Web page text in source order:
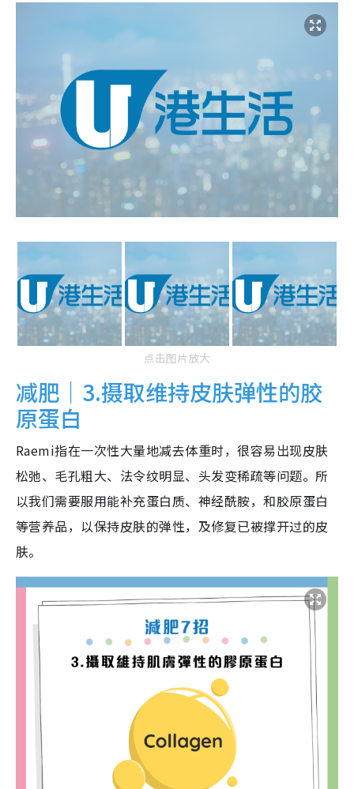
点击图片放大
减肥｜3.摄取维持皮肤弹性的胶
原蛋白
Raemi指在一次性大量地减去体重时，很容易出现皮肤
松弛、毛孔粗大、法令纹明显、头发变稀疏等问题。所
以我们需要服用能补充蛋白质、神经酰胺，和胶原蛋白
等营养品，以保持皮肤的弹性，及修复已被撑开过的皮
肤。